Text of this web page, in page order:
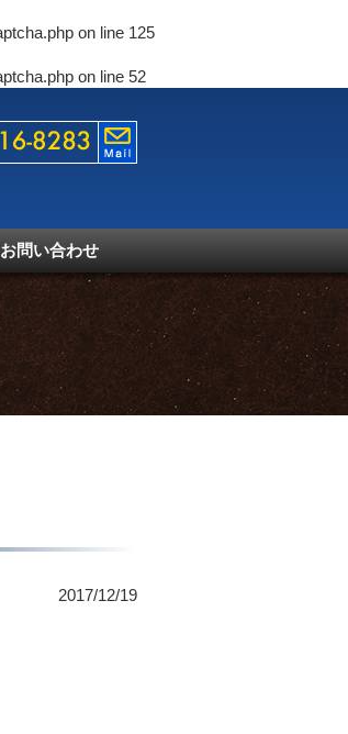
on line 125
on line 52
お問い合わせ
2017/12/19